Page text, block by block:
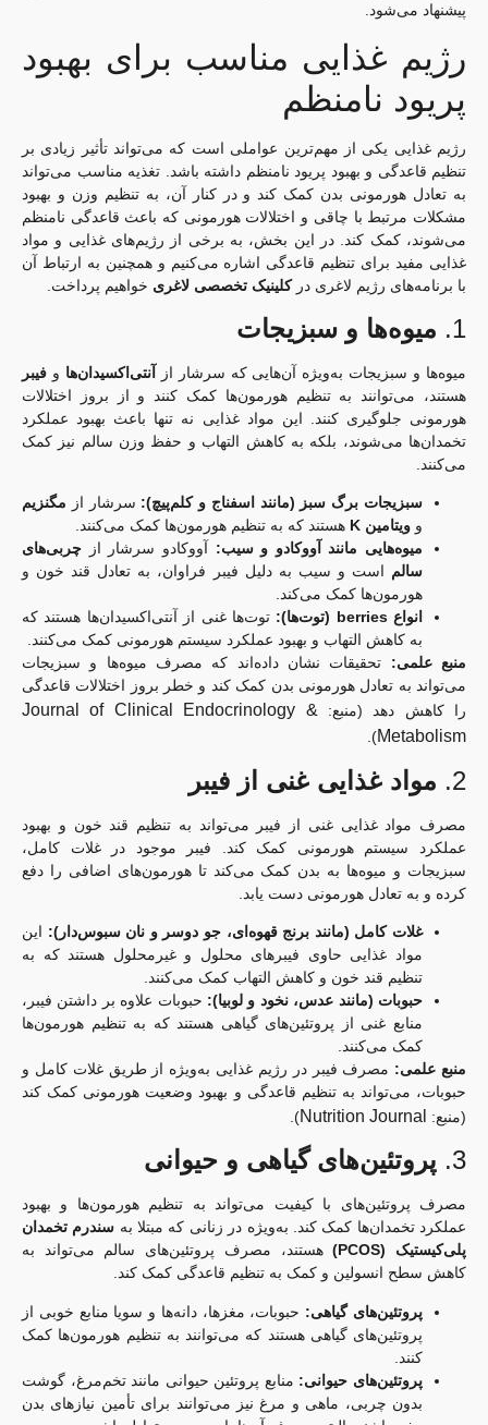
پیشنهاد می‌شود.
رژیم غذایی مناسب برای بهبود
پریود نامنظم
رژیم غذایی یکی از مهم‌ترین عواملی است که می‌تواند تأثیر زیادی بر
تنظیم قاعدگی و بهبود پریود نامنظم داشته باشد. تغذیه مناسب می‌تواند
به تعادل هورمونی بدن کمک کند و در کنار آن، به تنظیم وزن و بهبود
مشکلات مرتبط با چاقی و اختلالات هورمونی که باعث قاعدگی نامنظم
می‌شوند، کمک کند. در این بخش، به برخی از رژیم‌های غذایی و مواد
غذایی مفید برای تنظیم قاعدگی اشاره می‌کنیم و همچنین به ارتباط آن
با برنامه‌های رژیم لاغری درکلینیک تخصصی لاغریخواهیم پرداخت.
1. میوه‌ها و سبزیجات
میوه‌ها و سبزیجات به‌ویژه آن‌هایی که سرشار از آنتی‌اکسیدان‌هاوفیبر
هستند، می‌توانند به تنظیم هورمون‌ها کمک کنند و از بروز اختلالات
هورمونی جلوگیری کنند. این مواد غذایی نه تنها باعث بهبود عملکرد
تخمدان‌ها می‌شوند، بلکه به کاهش التهاب و حفظ وزن سالم نیز کمک
می‌کنند.
سبزیجات برگ سبز (مانند اسفناج و کلم‌پیچ):سرشار از مگنزیم
وویتامین K
هستند که به تنظیم هورمون‌ها کمک می‌کنند.
میوه‌هایی مانند آووکادو و سیب:آووکادو سرشار از
چربی‌های
سالماست و سیب به دلیل فیبر فراوان، به تعادل قند خون و
هورمون‌ها کمک می‌کند.
انواع berries (توت‌ها):
توت‌ها غنی از آنتی‌اکسیدان‌ها هستند که
به کاهش التهاب و بهبود عملکرد سیستم هورمونی کمک می‌کنند.
منبع علمی: تحقیقات نشان داده‌اند که مصرف میوه‌ها و سبزیجات
می‌تواند به تعادل هورمونی بدن کمک کند و خطر بروز اختلالات قاعدگی
را کاهش دهد (منبع:
Journal of Clinical Endocrinology &
Metabolism
).
2. مواد غذایی غنی از فیبر
مصرف مواد غذایی غنی از فیبر می‌تواند به تنظیم قند خون و بهبود
عملکرد سیستم هورمونی کمک کند. فیبر موجود در غلات کامل،
سبزیجات و میوه‌ها به بدن کمک می‌کند تا هورمون‌های اضافی را دفع
کرده و به تعادل هورمونی دست یابد.
غلات کامل (مانند برنج قهوه‌ای، جو دوسر و نان سبوس‌دار):این
مواد غذایی حاوی فیبرهای محلول و غیرمحلول هستند که به
تنظیم قند خون و کاهش التهاب کمک می‌کنند.
حبوبات (مانند عدس، نخود و لوبیا):حبوبات علاوه بر داشتن فیبر،
منابع غنی از پروتئین‌های گیاهی هستند که به تنظیم هورمون‌ها
کمک می‌کنند.
منبع علمی: مصرف فیبر در رژیم غذایی به‌ویژه از طریق غلات کامل و
حبوبات، می‌تواند به تنظیم قاعدگی و بهبود وضعیت هورمونی کمک کند
(منبع:Nutrition Journal
).
3. پروتئین‌های گیاهی و حیوانی
مصرف پروتئین‌های با کیفیت می‌تواند به تنظیم هورمون‌ها و بهبود
عملکرد تخمدان‌ها کمک کند. به‌ویژه در زنانی که مبتلا بهسندرم تخمدان
پلی‌کیستیک (PCOS)
هستند، مصرف پروتئین‌های سالم می‌تواند به
کاهش سطح انسولین و کمک به تنظیم قاعدگی کمک کند.
پروتئین‌های گیاهی: حبوبات، مغزها، دانه‌ها و سویا منابع خوبی از
پروتئین‌های گیاهی هستند که می‌توانند به تنظیم هورمون‌ها کمک
کنند.
پروتئین‌های حیوانی: منابع پروتئین حیوانی مانند تخم‌مرغ، گوشت
بدون چربی، ماهی و مرغ نیز می‌توانند برای تأمین نیازهای بدن